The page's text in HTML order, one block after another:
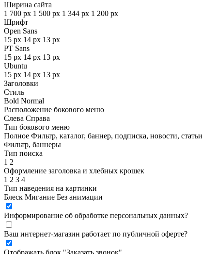
Ширина сайта
1 700 px 1 500 px 1 344 px 1 200 px
Шрифт
Open Sans
15 px 14 px 13 px
PT Sans
15 px 14 px 13 px
Ubuntu
15 px 14 px 13 px
Заголовки
Стиль
Bold Normal
Расположение бокового меню
Слева Справа
Тип бокового меню
Полное Фильтр, каталог, баннер, подписка, новости, статьи
Фильтр, баннеры
Тип поиска
1 2
Оформление заголовка и хлебных крошек
1 2 3 4
Тип наведения на картинки
Блеск Мигание Без анимации
Информирование об обработке персональных данных?
Ваш интернет-магазин работает по публичной оферте?
Отображать блок "Заказать звонок"